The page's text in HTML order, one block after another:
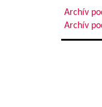
Archív
Archív